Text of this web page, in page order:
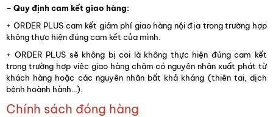
– Quy định cam kết giao hàng:
+ ORDER PLUS cam kết giảm phí giao hàng nội địa trong trường hợp
không thực hiện đúng cam kết của mình.
+ ORDER PLUS sẽ không bị coi là không thực hiện đúng cam kết
trong trường hợp việc giao hàng chậm có nguyên nhân xuất phát từ
khách hàng hoặc các nguyên nhân bất khả kháng (thiên tai, dịch
bệnh hoành hành…).
Chính sách đóng hàng